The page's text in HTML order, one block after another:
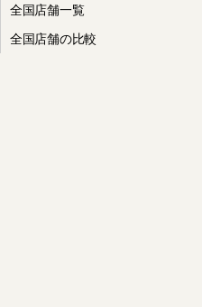
全国店舗一覧
全国店舗の比較